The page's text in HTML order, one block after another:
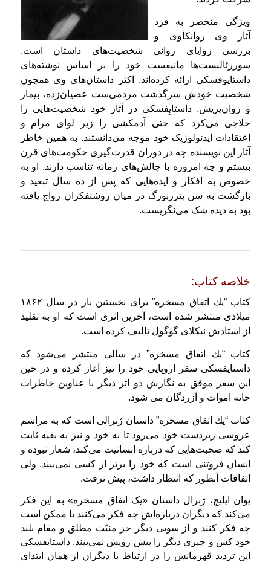
ویژگی منحصر به فرد
آثار وی روانکاوی و
بررسی زوایای روانی شخصیت‌های داستان است.
سوررئالیست‌ها مانیفست خود را بر اساس نوشته‌های
داستایوفسکی ارائه کرده‌اند.
اکثر داستان‌های وی همچون
شخصیت خودش سرگذشت مردمی‌ست عصیان‌زده، بیمار
و روان‌پریش. داستایِفسکی در آثار خود شخصیت‌هایی را
حلاجی می‌کرد که حتی آدمکشی را زیر لوای مرام و
اعتقادات ایدئولوژیک خود موجه می‌دانستند. به همین خاطر
آثار این نویسنده چه در دوران قدرت‌گیری حکومت‌های قرن
بیستم و چه امروزه با چالش‌های زمانه تناسب دارند. او به
خصوص به افکار و ایده‌هایی که پس از ده سال تبعید و
بازگشت به سن پترزبورگ در میان روشنفکران رواج یافته
بود به دیده شک می‌نگریست.
خلاصه كتاب:
كتاب “یك اتفاق مسخره” برای نخستین بار در سال ۱۸۶۲
میلادی منتشر شده است، آخرین اثری است که او به تقلید
از استادش نیکلای گوگول تالیف کرده است.
كتاب “یك اتفاق مسخره” در سالی منتشر می‌شود که
داستایفسکی سفر اروپایی خود را نیز آغاز کرده و در حین
این سفر موفق به نگارش دو اثر دیگر با عناوین خاطرات
خانه اموات و آزردگان می شود.
كتاب “یك اتفاق مسخره” داستان ژنرالی است كه به مراسم
عروسی زیردست خود می‌رود تا به خود و نیز به بقیه ثابت
كند كه صحبت‌هایی كه درباره انسانیت می‌كند، شعار نبوده و
انسان فروتنی است كه خود را برتر از كسی نمی‌بیند. ولی
اتفاقات آنطور كه انتظار داشت، پیش نرفت.
یوان ایلیچ، ژنرال داستان «یک اتفاق مسخره» به این فکر
می‌کند که دیگران درباره‌اش چه فکر می‌کنند یا ممکن است
چه فکر کنند و از سویی دیگر جز منیّت مطلق و مقام بلند
خود کس و چیزی دیگر را پیش رویش نمی‌بیند.داستایفسکی
این تردید قهرمانش را در ارتباط با دیگران از همان ابتدای